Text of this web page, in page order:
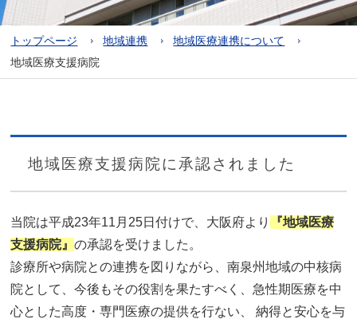
トップページ 地域連携
地域医療連携について
地域医療支援病院
地域医療支援病院に承認されました
当院は平成23年11月25日付けで、大阪府より
『地域医療
支援病院』の承認を受けました。
診療所や病院との連携を図りながら、南泉州地域の中核病
院として、今後もその役割を果たすべく、急性期医療を中
心とした高度・専門医療の提供を行ない、 納得と安心を与